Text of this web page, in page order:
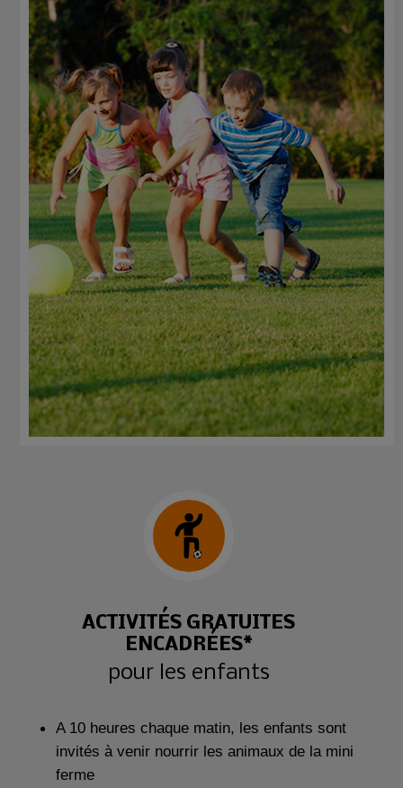
ACTIVITÉS GRATUITES
ENCADRÉES*
pour les enfants
A 10 heures chaque matin, les enfants sont
invités à venir nourrir les animaux de la mini
ferme